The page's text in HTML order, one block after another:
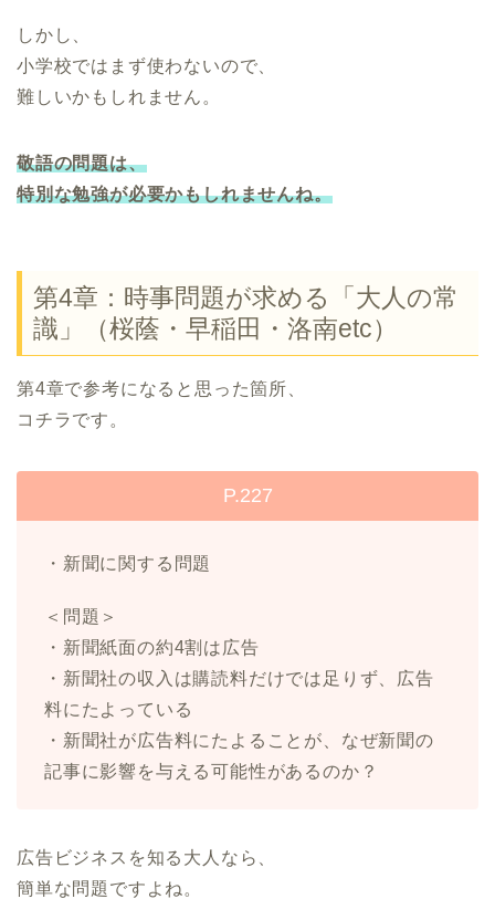
しかし、
小学校ではまず使わないので、
難しいかもしれません。
敬語の問題は、
特別な勉強が必要かもしれませんね。
第4章：時事問題が求める「大人の常
識」（桜蔭・早稲田・洛南etc）
第4章で参考になると思った箇所、
コチラです。
P.227
・新聞に関する問題
＜問題＞
・新聞紙面の約4割は広告
・新聞社の収入は購読料だけでは足りず、広告
料にたよっている
・新聞社が広告料にたよることが、なぜ新聞の
記事に影響を与える可能性があるのか？
広告ビジネスを知る大人なら、
簡単な問題ですよね。